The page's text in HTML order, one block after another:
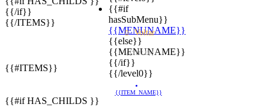
{{#if
hasSubMenu}}
{{MENUNAME}}
{{else}}
{{MENUNAME}}
{{/if}}
{{/level0}}
{{/if}}
{{/ITEMS}}
Voltar
{{TITLE}}
{{#ITEMS}}
{{ITEM_NAME}}
{{#if HAS_CHILDS }}